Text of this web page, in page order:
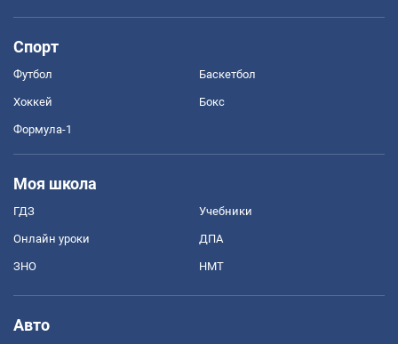
Спорт
Футбол Баскетбол
Хоккей Бокс
Формула-1
Моя школа
ГДЗ Учебники
Онлайн уроки ДПА
ЗНО НМТ
Авто